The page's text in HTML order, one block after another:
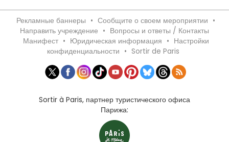
Рекламные баннеры • Сообщите о своем мероприятии •
Направить учреждение • Вопросы и ответы / Контакты
Манифест • Юридическая информация • Настройки
конфиденциальности • Sortir de Paris
Sortir à Paris, партнер туристического офиса
Парижа: